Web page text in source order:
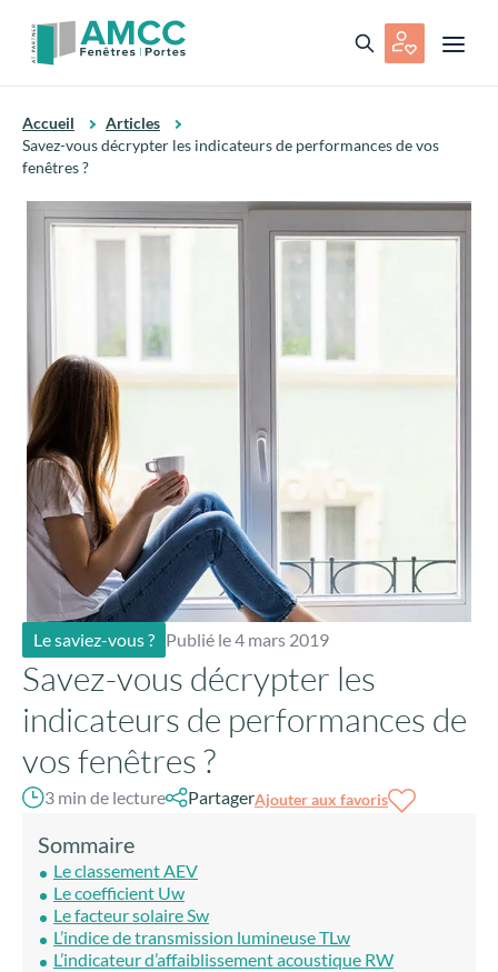
Accueil
Articles
Savez-vous décrypter les indicateurs de performances de vos
fenêtres ?
Le saviez-vous ? Publié le 4 mars 2019
Savez-vous décrypter les
indicateurs de performances de
vos fenêtres ?
3 min de lecture PartagerAjouter aux favoris
Sommaire
Le classement AEV
Le coefficient Uw
Le facteur solaire Sw
L’indice de transmission lumineuse TLw
L’indicateur d’affaiblissement acoustique RW